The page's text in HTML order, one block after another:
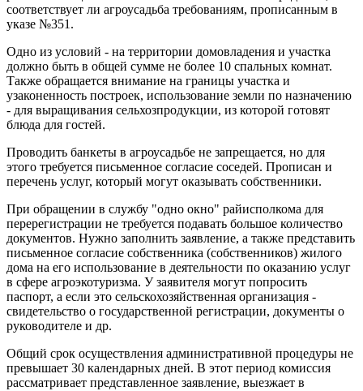
соответствует ли агроусадьба требованиям, прописанным в
указе №351.
Одно из условий - на территории домовладения и участка
должно быть в общей сумме не более 10 спальных комнат.
Также обращается внимание на границы участка и
узаконенность построек, использование земли по назначению
- для выращивания сельхозпродукции, из которой готовят
блюда для гостей.
Проводить банкеты в агроусадьбе не запрещается, но для
этого требуется письменное согласие соседей. Прописан и
перечень услуг, который могут оказывать собственники.
При обращении в службу "одно окно" райисполкома для
перерегистрации не требуется подавать большое количество
документов. Нужно заполнить заявление, а также представить
письменное согласие собственника (собственников) жилого
дома на его использование в деятельности по оказанию услуг
в сфере агроэкотуризма. У заявителя могут попросить
паспорт, а если это сельскохозяйственная организация -
свидетельство о государственной регистрации, документы о
руководителе и др.
Общий срок осуществления административной процедуры не
превышает 30 календарных дней. В этот период комиссия
рассматривает представленное заявление, выезжает в